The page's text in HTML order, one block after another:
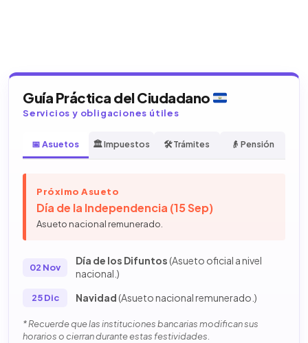
Guía Práctica del Ciudadano
Servicios y obligaciones útiles
📅 Asuetos 🏛️ Impuestos 🛠️ Trámites 👴 Pensión
Próximo Asueto
Día de la Independencia (15 Sep)
Asueto nacional remunerado.
02 Nov
Día de los Difuntos(Asueto oficial a nivel
nacional.)
25 Dic Navidad(Asueto nacional remunerado.)
* Recuerde que las instituciones bancarias modifican sus
horarios o cierran durante estas festividades.